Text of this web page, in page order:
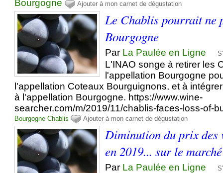
Bourgogne
Ajouter à mon carnet de dégustation
Le Chablis pourrait ne
Bourgogne
Par La Paulée en Ligne
L'INAO songe à retirer les
l'appellation Bourgogne
l'appellation Coteaux Bourguignons, et à
à l'appellation Bourgogne. https://www.wine-
searcher.com/m/2019/11/chablis-faces-loss-of-
Bourgogne Chablis Ajouter à mon carnet de dégustation
Diminution du prix des
en 2019... sur le
Par La Paulée en Ligne